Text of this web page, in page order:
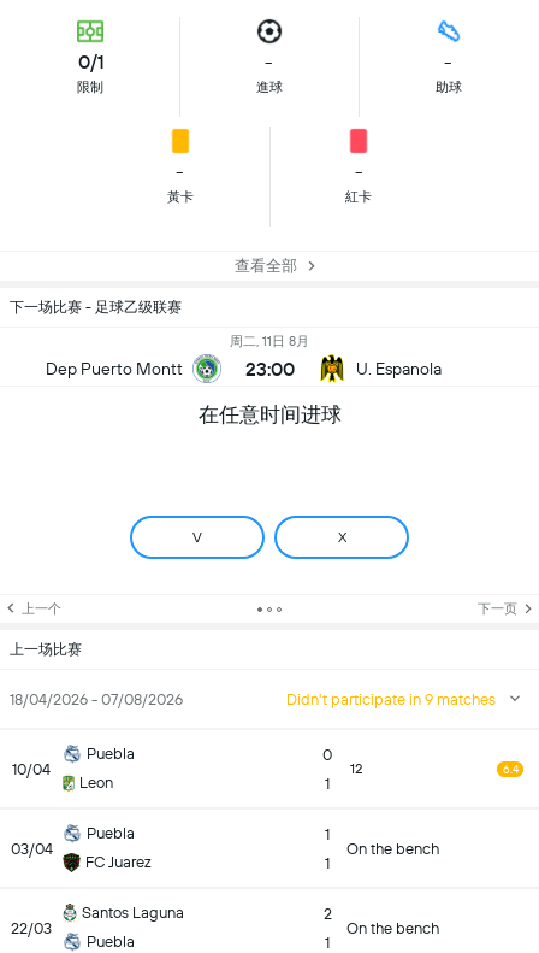
0/1
限制
-
進球
-
助球
-
黃卡
-
紅卡
查看全部
下一场比赛 - 足球乙级联赛
Dep Puerto Montt
周二, 11日 8月
23:00 U. Espanola
在任意时间进球
V X
上一个 下一页
上一场比赛
18/04/2026 - 07/08/2026 Didn't participate in 9 matches
10/04
Puebla
Leon
0
1
12 6.4
03/04
Puebla
FC Juarez
1
1
On the bench
22/03
Santos Laguna
Puebla
2
1
On the bench